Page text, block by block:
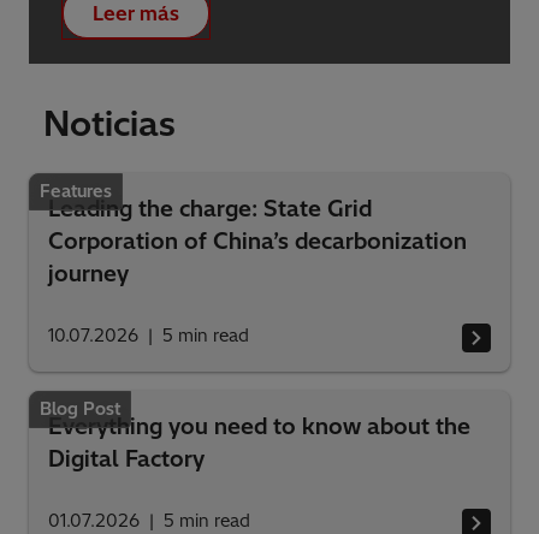
Leer más
Noticias
Features
Leading the charge: State Grid
Corporation of China’s decarbonization
journey
10.07.2026 5 min read
Blog Post
Everything you need to know about the
Digital Factory
01.07.2026 5 min read